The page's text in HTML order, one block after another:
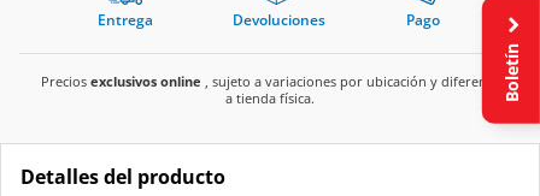
Entrega Devoluciones Pago
Precios exclusivos online , sujeto a variaciones por ubicación y diferente
a tienda física.
Detalles del producto
Boletín